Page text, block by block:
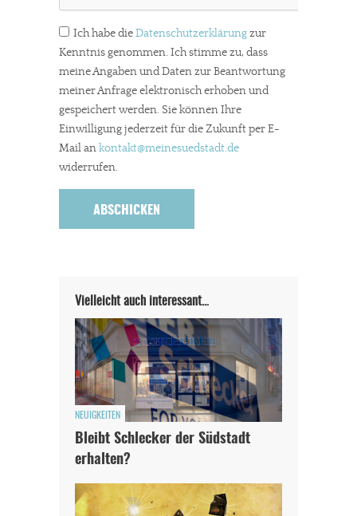
Ich habe dieDatenschutzerklärungzur
Kenntnis genommen. Ich stimme zu, dass
meine Angaben und Daten zur Beantwortung
meiner Anfrage elektronisch erhoben und
gespeichert werden. Sie können Ihre
Einwilligung jederzeit für die Zukunft per E-
Mail ankontakt@meinesuedstadt.de
widerrufen.
Vielleicht auch interessant…
NEUIGKEITEN
Bleibt Schlecker der Südstadt
erhalten?